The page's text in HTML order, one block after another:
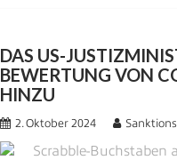
DAS US-
BEWERTUNG VON
HINZU
2. Oktober 2024